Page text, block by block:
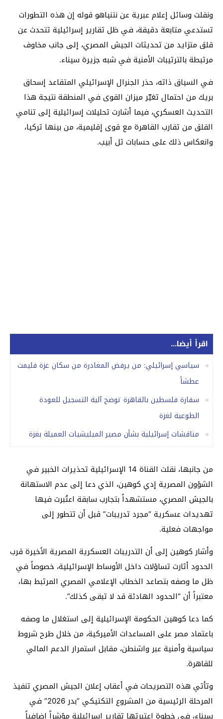
ونقلت وسائل إعلام عبرية عن نتنياهو قوله إن هذه التطورات
تستدعي متابعة دقيقة، في ظل تقارير إسرائيلية تتحدث عن
قلق متزايد من تحديثات الجيش المصري، إلى جانب مخاوف
مرتبطة بالترتيبات الأمنية في شبه جزيرة سيناء.
في السياق ذاته، حذر الجنرال الإسرائيلي المتقاعد إسحاق
بريك من احتمال تغيّر ميزان القوى في المنطقة نتيجة هذا
التحديث العسكري، فيما أشارت تحليلات إسرائيلية إلى تنامي
القلق من تقارب القاهرة مع قوى إقليمية، من بينها تركيا،
وانعكاس ذلك على حسابات تل أبيب.
اقرأ أيضا...
سياسي إسرائيلي: من يرفض المغادرة من سكان غزة فليمت
عطشاً
سفارة فلسطين بالقاهرة توضح آلية التسجيل للعودة
الطوعية لغزة
مناقشات إسرائيلية بشأن مصير الميليشيات العميلة بغزة
من جانبها، نقلت القناة 14 الإسرائيلية تحذيرات الخبير في
الشؤون المصرية إدي كوهين، الذي دعا إلى عدم الاستهانة
بالجيش المصري، مستشهداً بتجارب سابقة اعتُبرت فيها
تهديدات عسكرية “مجرد تدريبات” قبل أن تتطور إلى
مواجهات فعلية.
وأشار كوهين إلى أن التدريبات العسكرية المصرية الأخيرة قرب
الحدود أثارت تساؤلات داخل الأوساط الإسرائيلية، خصوصاً في
ظل ما وصفه بتصاعد الخطاب الإعلامي المصري المرتبط بها،
معتبراً أن “الحدود الهادئة قد لا تبقى كذلك”.
كما دعا كوهين الحكومة الإسرائيلية إلى استغلال ما وصفه
باعتماد مصر على المساعدات الأميركية، من خلال طرح شروط
سياسية وأمنية عبر واشنطن، مقابل استمرار الدعم المالي
للقاهرة.
وتأتي هذه التصريحات في أعقاب إعلان الجيش المصري تنفيذ
المرحلة الرئيسية من المشروع التكتيكي “بدر 2026” في